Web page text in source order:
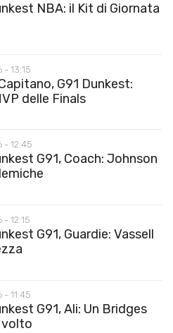
NBA: il Kit di Giornata
- 13:15
G91 Dunkest:
delle Finals
- 12:45
G91, Coach: Johnson
12:15
G91, Guardie: Vassell
- 11:45
G91, Ali: Un Bridges
volto